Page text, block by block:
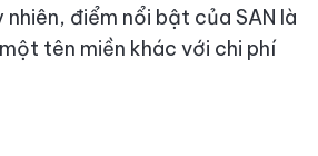
nhiên, điểm nổi bật của SAN là
tên miền khác với chi phí